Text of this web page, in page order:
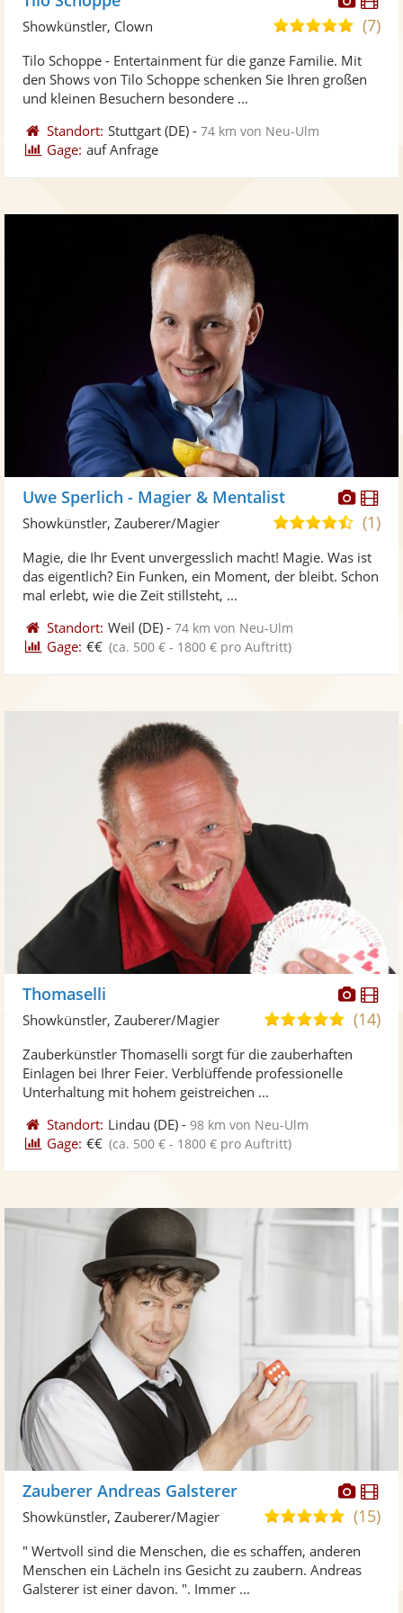
Fotos
5,0
5
(7)
Showkünstler, Clown
Tilo Schoppe - Entertainment für die ganze Familie. Mit
den Shows von Tilo Schoppe schenken Sie Ihren großen
und kleinen Besuchern besondere ...
Standort: Stuttgart (DE) -74 km von Neu-Ulm
Gage: auf Anfrage
Fotos
Uwe Sperlich - Magier & Mentalist
4,5
5
(1)
Showkünstler, Zauberer/Magier
Magie, die Ihr Event unvergesslich macht! Magie. Was ist
das eigentlich? Ein Funken, ein Moment, der bleibt. Schon
mal erlebt, wie die Zeit stillsteht, ...
Standort: Weil (DE) -74 km von Neu-Ulm
Gage: €€ (ca. 500 € - 1800 € pro Auftritt)
Thomaselli
5,0
5
(14)
Showkünstler, Zauberer/Magier
Zauberkünstler Thomaselli sorgt für die zauberhaften
Einlagen bei Ihrer Feier. Verblüffende professionelle
Unterhaltung mit hohem geistreichen ...
Standort: Lindau (DE) -98 km von Neu-Ulm
Gage: €€ (ca. 500 € - 1800 € pro Auftritt)
Fotos
Zauberer Andreas Galsterer
5,0
5
(15)
Showkünstler, Zauberer/Magier
" Wertvoll sind die Menschen, die es schaffen, anderen
Menschen ein Lächeln ins Gesicht zu zaubern. Andreas
Galsterer ist einer davon. ". Immer ...